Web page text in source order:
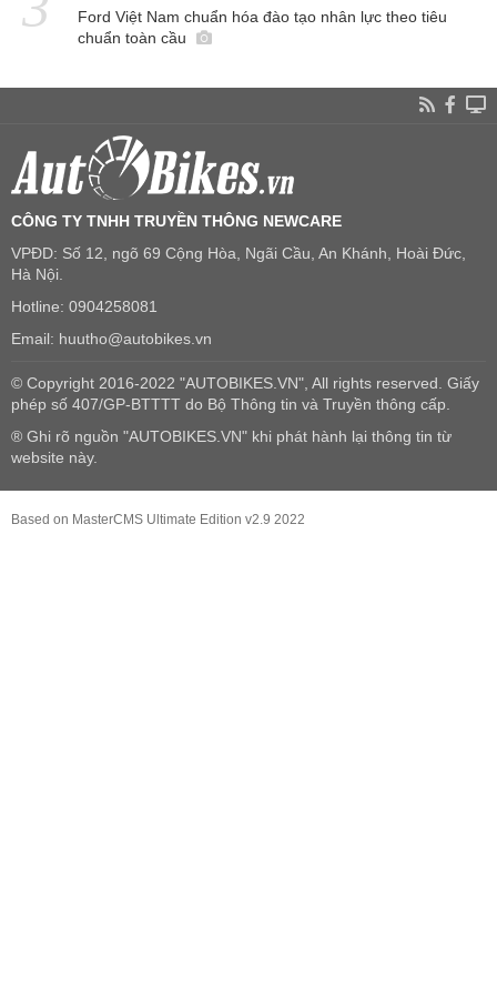
Ford Việt Nam chuẩn hóa đào tạo nhân lực theo tiêu
chuẩn toàn cầu
CÔNG TY TNHH TRUYỀN THÔNG NEWCARE
VPĐD: Số 12, ngõ 69 Cộng Hòa, Ngãi Cầu, An Khánh, Hoài Đức,
Hà Nội.
Hotline: 0904258081
Email: huutho@autobikes.vn
© Copyright 2016-2022 "AUTOBIKES.VN", All rights reserved. Giấy
phép số 407/GP-BTTTT do Bộ Thông tin và Truyền thông cấp.
® Ghi rõ nguồn "AUTOBIKES.VN" khi phát hành lại thông tin từ
website này.
Based on MasterCMS Ultimate Edition v2.9 2022